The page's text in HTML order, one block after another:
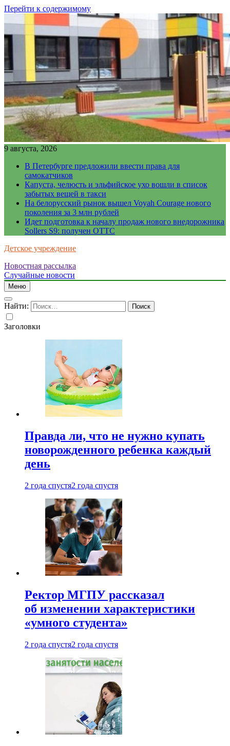
Перейти к содержимому
9 августа, 2026
В Петербурге предложили ввести права для
самокатчиков
Капуста, челюсть и эльфийское ухо вошли в список
забытых вещей в такси
На белорусский рынок вышел Voyah Courage нового
поколения за 3 млн рублей
Идет подготовка к началу продаж нового внедорожника
Sollers S9: получен ОТТС
Детское учреждение
Новостная рассылка
Случайные новости
Меню
Найти:
Заголовки
Правда ли, что не нужно купать
новорожденного ребенка каждый
день
2 года спустя2 года спустя
Ректор МГПУ рассказал
об изменении характеристики
«умного студента»
2 года спустя2 года спустя